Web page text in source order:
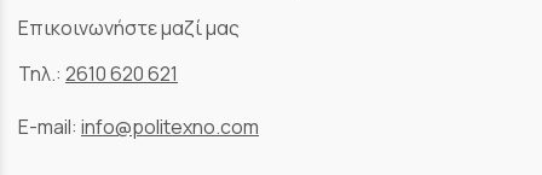
Επικοινωνήστε μαζί μας
Τηλ.: 2610 620 621
E-mail: info@politexno.com